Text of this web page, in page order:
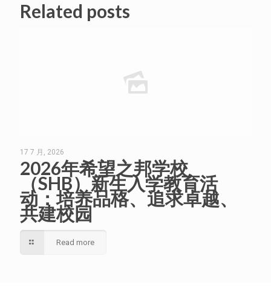
Related posts
17 7 月, 2026
2026年希望之邦学校
（SHB）新生入学教育活
动：培养品格、追求卓越、
共建校园
Read more